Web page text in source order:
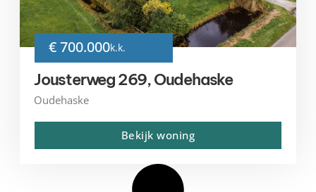
€ 700.000k.k.
Jousterweg 269, Oudehaske
Oudehaske
Bekijk woning